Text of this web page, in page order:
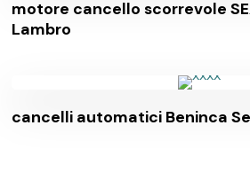
motore cancello scorrevole
Lambro
cancelli automatici Beninca